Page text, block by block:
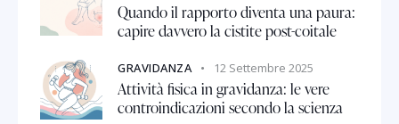
Quando il rapporto diventa una paura:
capire davvero la cistite post-coitale
GRAVIDANZA 12 Settembre 2025
Attività fisica in gravidanza: le vere
controindicazioni secondo la scienza